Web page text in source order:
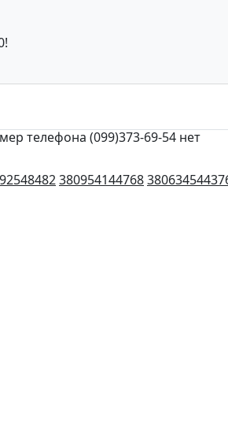
телефона (099)373-69-54 нет
380954144768